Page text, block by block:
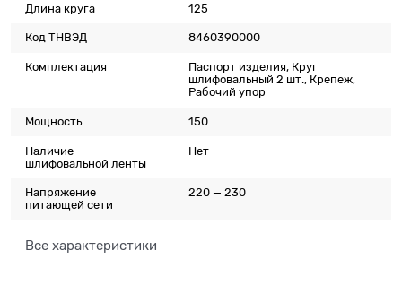
Длина круга 125
Код ТНВЭД 8460390000
Комплектация
Паспорт изделия, Круг
шлифовальный 2 шт., Крепеж,
Рабочий упор
Мощность 150
Наличие
шлифовальной ленты
Нет
Напряжение
питающей сети
220 — 230
Все характеристики